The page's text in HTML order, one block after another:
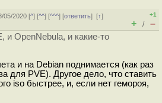
05/2020 [^] [^^] [^^^] [ответить][↑]
+1
+ / –
и OpenNebula, и какие-то
и на Debian поднимается (как раз
для PVE). Другое дело, что ставить
iso быстрее, и, если нет гемороя,